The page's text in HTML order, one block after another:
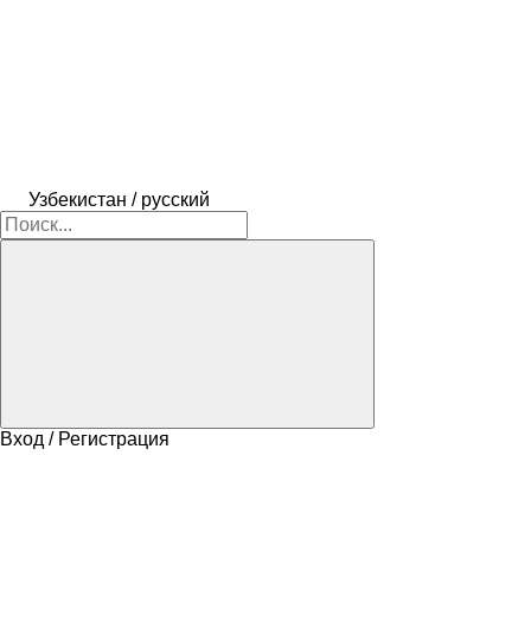
Узбекистан / русский
Вход / Регистрация